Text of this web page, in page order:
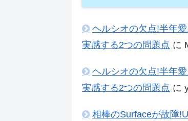
ヘルシオの欠点!半年
実感する2つの問題点 に
ヘルシオの欠点!半年
実感する2つの問題点 に
相棒のSurfaceが故障